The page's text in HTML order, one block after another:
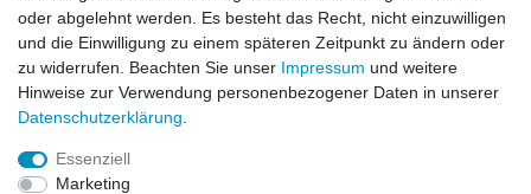
Alle auf dieser Webseite dargestellten Produkte und
Produktinformationen dienen ausschließlich der
allgemeinen Information. Es wird darauf hingewiesen, dass
Abweichungen zwischen den auf der Webseite
dargestellten Produkten und den tatsächlich gelieferten
Modellen möglich sind.
oder abgelehnt werden. Es besteht das Recht, nicht einzuwilligen
und die Einwilligung zu einem späteren Zeitpunkt zu ändern oder
zu widerrufen. Beachten Sie unser Impressum und weitere
Hinweise zur Verwendung personenbezogener Daten in unserer
Daten­schutz­erklärung
Essenziell
Marketing